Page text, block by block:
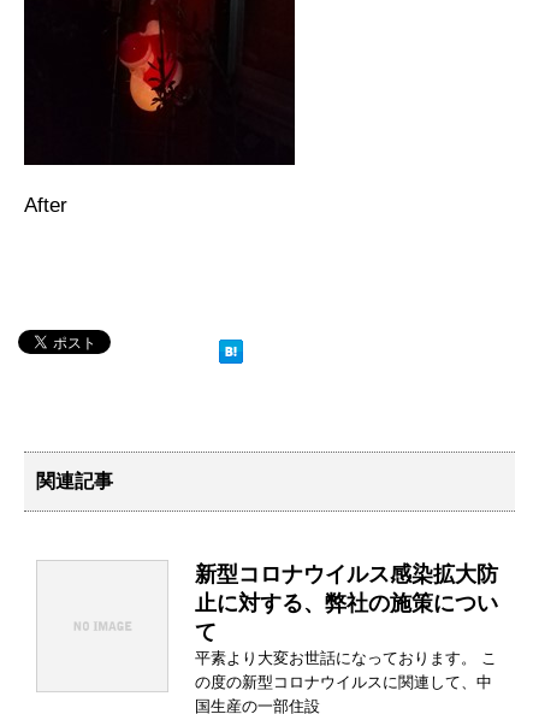
After
関連記事
新型コロナウイルス感染拡大防
止に対する、弊社の施策につい
て
平素より大変お世話になっております。 こ
の度の新型コロナウイルスに関連して、中
国生産の一部住設